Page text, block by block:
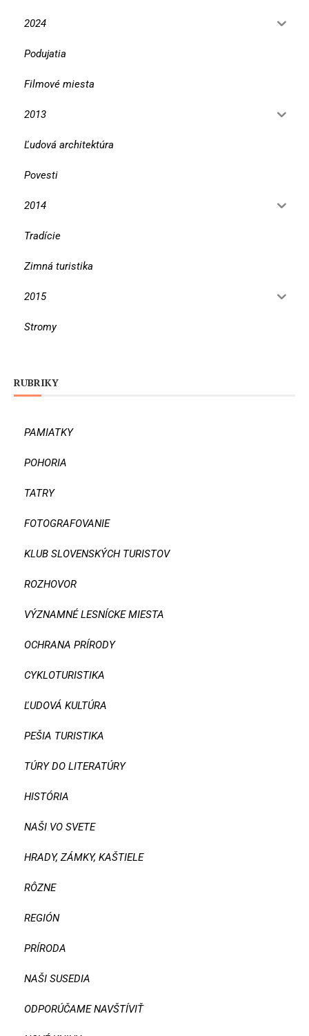
2024
Podujatia
Filmové miesta
2013
Ľudová architektúra
Povesti
2014
Tradície
Zimná turistika
2015
Stromy
RUBRIKY
PAMIATKY
POHORIA
TATRY
FOTOGRAFOVANIE
KLUB SLOVENSKÝCH TURISTOV
ROZHOVOR
VÝZNAMNÉ LESNÍCKE MIESTA
OCHRANA PRÍRODY
CYKLOTURISTIKA
ĽUDOVÁ KULTÚRA
PEŠIA TURISTIKA
TÚRY DO LITERATÚRY
HISTÓRIA
NAŠI VO SVETE
HRADY, ZÁMKY, KAŠTIELE
RÔZNE
REGIÓN
PRÍRODA
NAŠI SUSEDIA
ODPORÚČAME NAVŠTÍVIŤ